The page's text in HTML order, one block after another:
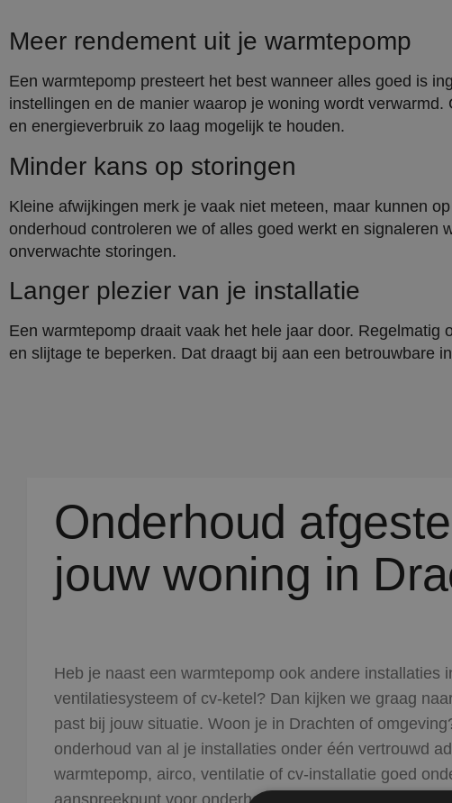
Meer rendement uit je warmtepomp
Een warmtepomp presteert het best wanneer alles goed is
instellingen en de manier waarop je woning wordt
en energieverbruik zo laag mogelijk te houden.
Minder kans op storingen
Kleine afwijkingen merk je vaak niet meteen, maar kunnen
onderhoud controleren we of alles goed werkt en signaleren
onverwachte storingen.
Langer plezier van je installatie
Een warmtepomp draait vaak het hele jaar door.
en slijtage te beperken. Dat draagt bij aan een betrouwbare
Onderhoud
jouw woning in
Heb je naast een warmtepomp ook andere installaties
ventilatiesysteem of cv-ketel? Dan kijken we graag
past bij jouw situatie. Woon je in Drachten of
onderhoud van al je installaties onder één vertrouwd
warmtepomp, airco, ventilatie of cv-installatie goed
aanspreekpunt voor onderhoud aan je installatie(s) in